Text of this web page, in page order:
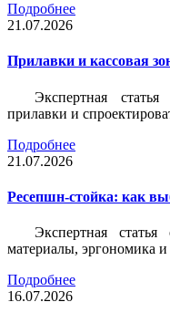
Подробнее
21.07.2026
Прилавки и кассовая
Экспертная
прилавки и
Подробнее
21.07.2026
Ресепшн-стойка: как
Экспертная
материалы, эргономика и
Подробнее
16.07.2026